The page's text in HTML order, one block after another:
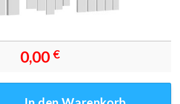
0,00 €